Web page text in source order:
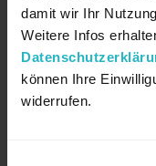
damit wir Ihr
Weitere Infos
können Ihre
widerrufen.
Erfahren Sie, wie
Interne